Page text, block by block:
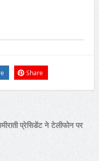
Share
प्रेसिडेंट ने टेलीफोन पर